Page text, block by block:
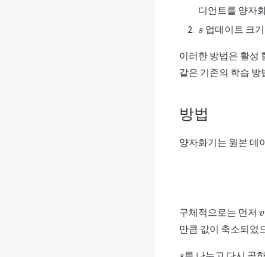
디언트를 양자
업데이트 크
이러한 방법은 활성
같은 기존의 학습 방
방법
양자화기는 원본 데
구체적으로는 먼저
만큼 값이 축소되었